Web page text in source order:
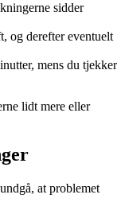
sidder
og derefter eventuelt
mens du tjekker
lidt mere eller
at problemet